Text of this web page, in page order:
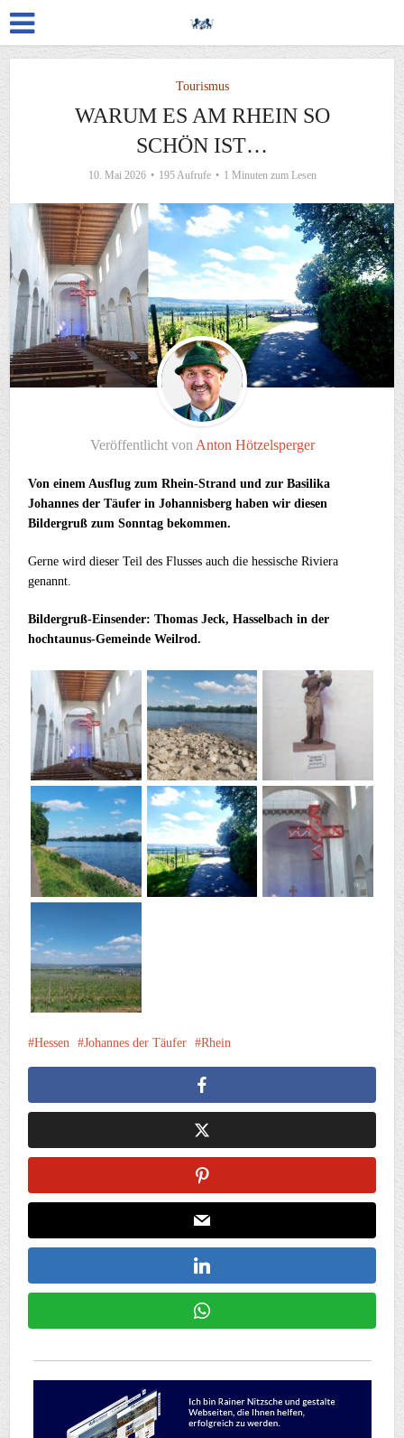
Tourismus
WARUM ES AM RHEIN SO
SCHÖN IST…
10. Mai 2026 195 Aufrufe 1 Minuten zum Lesen
Veröffentlicht von Anton Hötzelsperger
Von einem Ausflug zum Rhein-Strand und zur Basilika
Johannes der Täufer in Johannisberg haben wir diesen
Bildergruß zum Sonntag bekommen.
Gerne wird dieser Teil des Flusses auch die hessische Riviera
genannt.
Bildergruß-Einsender: Thomas Jeck, Hasselbach in der
hochtaunus-Gemeinde Weilrod.
Hessen Johannes der Täufer Rhein